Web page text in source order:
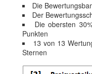
Die
Der
Die obersten
Punkten
13 von 13
Sternen